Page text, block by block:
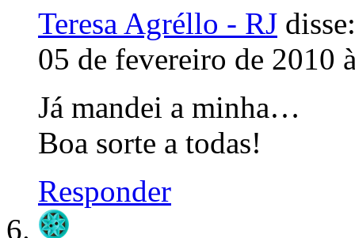
Teresa Agréllo - RJ disse:
05 de fevereiro de 2010
Já mandei a minha…
Boa sorte a todas!
Responder